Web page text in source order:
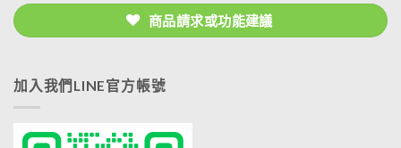
商品請求或功能建議
加入我們LINE官方帳號